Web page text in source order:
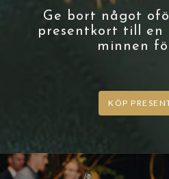
Ge bort något
presentkort till en
minnen
KÖP